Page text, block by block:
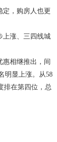
定，购房人也更
上涨、三四线城
相继推出，间
明显上涨。从58
排在第四位，总